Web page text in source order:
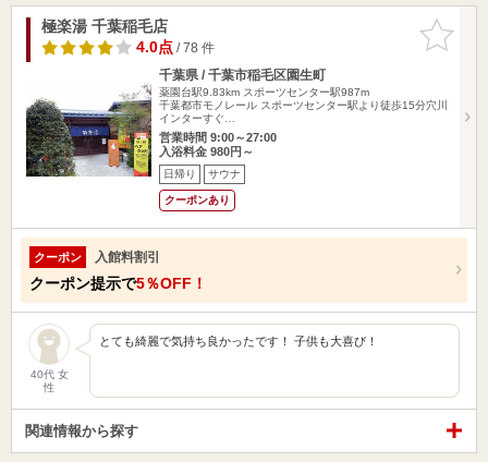
お気に入
りに追加
極楽湯 千葉稲毛店
4.0点/ 78 件
千葉県 / 千葉市稲毛区園生町
薬園台駅9.83km スポーツセンター駅987m
千葉都市モノレール スポーツセンター駅より徒歩15分穴川
インターすぐ…
営業時間 9:00～27:00
入浴料金 980円～
日帰り サウナ
クーポンあり
クーポン 入館料割引
クーポン提示で5％OFF！
40代 女
性
とても綺麗で気持ち良かったです！ 子供も大喜び！
関連情報から探す